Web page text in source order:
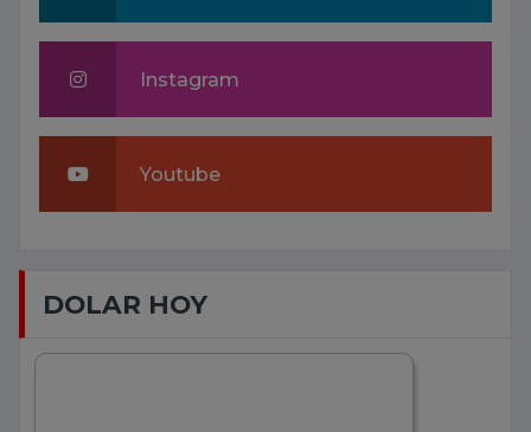
Instagram
Youtube
DOLAR HOY